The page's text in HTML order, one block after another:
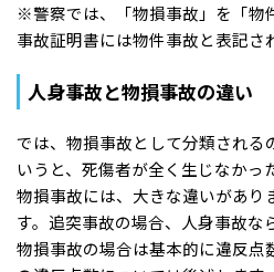
※警察では、「物損事故」を「物
事故証明書には物件事故と表記さ
人身事故と物損事故の違い
では、物損事故として分類される
いうと、死傷者が全く生じなかっ
物損事故には、大きな違いがあり
す。追突事故の場合、人身事故な
物損事故の場合は基本的に違反点